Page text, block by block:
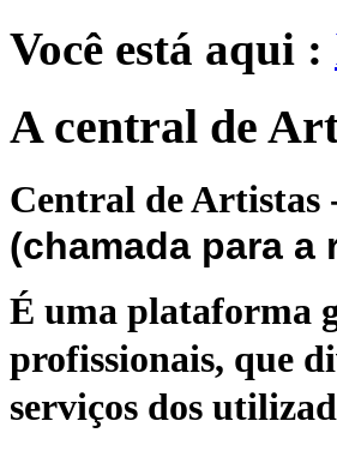
Você está aqui :
A central de
Central de Artistas
(chamada para a
É uma plataforma
profissionais, que
serviços dos